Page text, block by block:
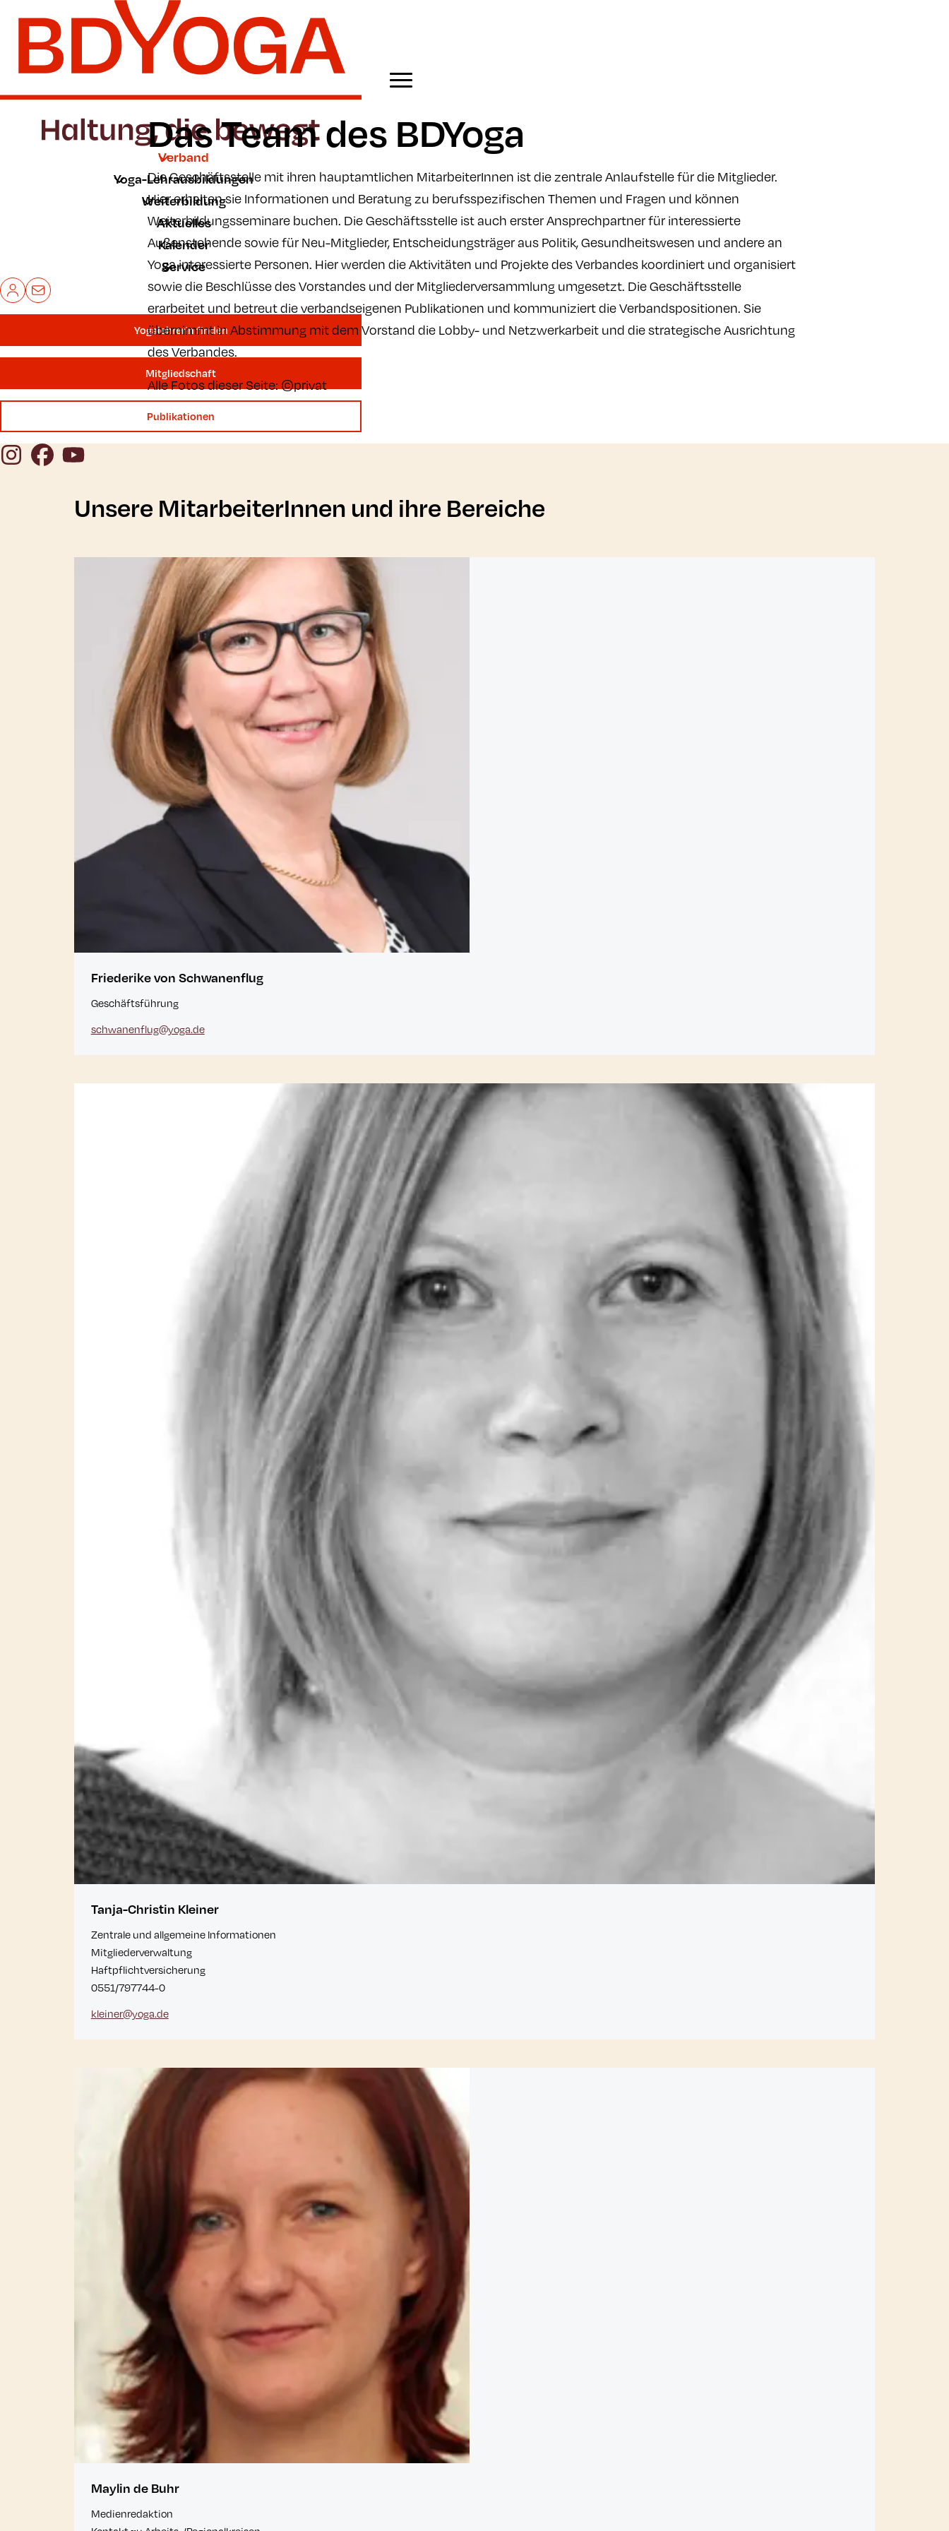
Zum Hauptinhalt der Seite springen
Zur Startseite navigieren
Verband
Yoga-Lehrausbildungen
Weiterbildung
Aktuelles
Kalender
Service
Mein BDYoga
Kontakt
YogalehrerIn finden
Mitgliedschaft
Publikationen
InstagramFacebookYouTube
Das Team des BDYoga
Die Geschäftsstelle mit ihren hauptamtlichen MitarbeiterInnen ist die zentrale Anlaufstelle für die Mitglieder.
Hier erhalten sie Informationen und Beratung zu berufsspezifischen Themen und Fragen und können
Weiterbildungsseminare buchen. Die Geschäftsstelle ist auch erster Ansprechpartner für interessierte
Außenstehende sowie für Neu-Mitglieder, Entscheidungsträger aus Politik, Gesundheitswesen und andere an
Yoga interessierte Personen. Hier werden die Aktivitäten und Projekte des Verbandes koordiniert und organisiert
sowie die Beschlüsse des Vorstandes und der Mitgliederversammlung umgesetzt. Die Geschäftsstelle
erarbeitet und betreut die verbandseigenen Publikationen und kommuniziert die Verbandspositionen. Sie
übernimmt in Abstimmung mit dem Vorstand die Lobby- und Netzwerkarbeit und die strategische Ausrichtung
des Verbandes.
Alle Fotos dieser Seite: ©privat
Unsere MitarbeiterInnen und ihre Bereiche
Friederike von Schwanenflug
Geschäftsführung
schwanenflug@yoga.de
Tanja-Christin Kleiner
Zentrale und allgemeine Informationen
Mitgliederverwaltung
Haftpflichtversicherung
0551/797744-0
kleiner@yoga.de
Maylin de Buhr
Medienredaktion